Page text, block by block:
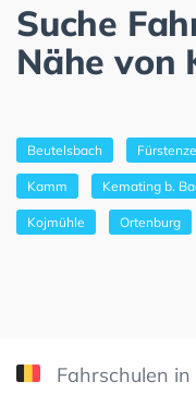
Suche
Nähe von
Beutelsbach
Kamm Kemating b.
Kojmühle Ortenburg
Fahrschulen in